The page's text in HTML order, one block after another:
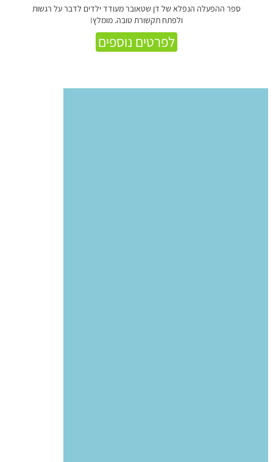
ספר ההפעלה הנפלא של דן שטאובר מעודד ילדים לדבר על רגשות
ולפתח תקשורת טובה. מומלץ!
לפרטים נוספים